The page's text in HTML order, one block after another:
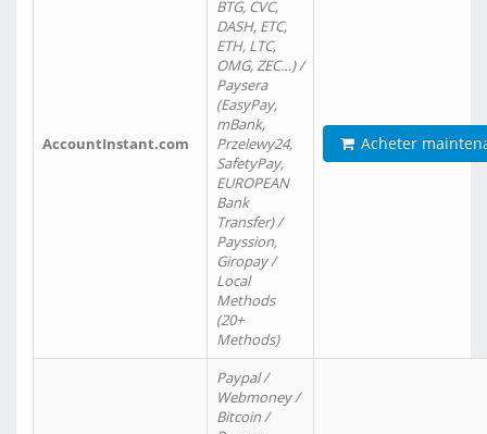
AccountInstant.com
BTG, CVC,
DASH, ETC,
ETH, LTC,
OMG, ZEC…) /
Paysera
(EasyPay,
mBank,
Przelewy24,
SafetyPay,
EUROPEAN
Bank
Transfer) /
Payssion,
Giropay /
Local
Methods
(20+
Methods)
Acheter
Paypal /
Webmoney /
Bitcoin /